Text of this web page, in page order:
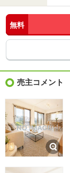
無料
売主コメント